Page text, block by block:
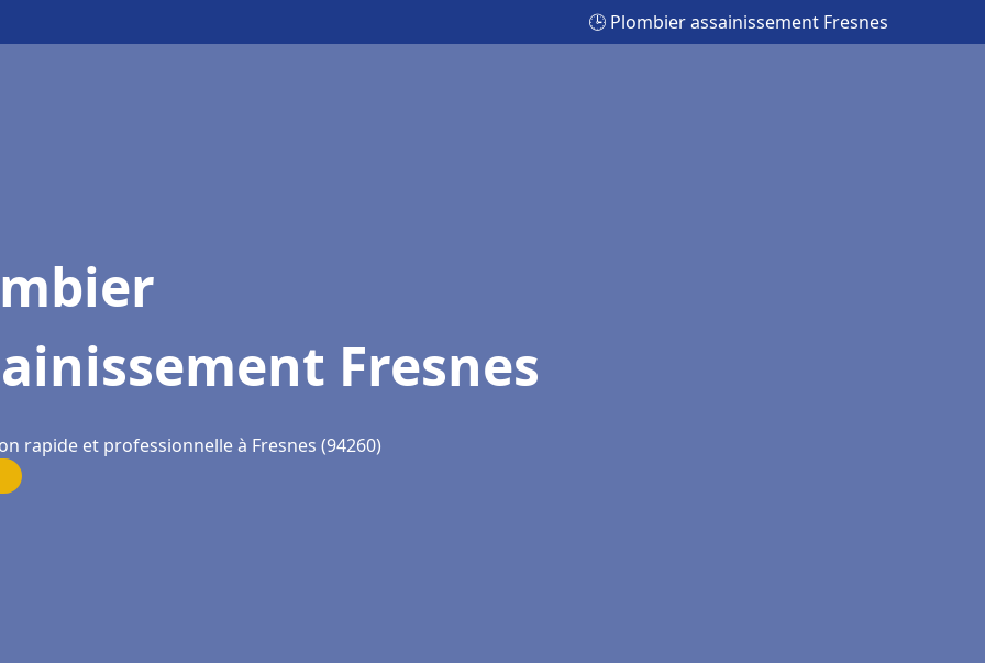
🕒 Plombier assainissement Fresnes
Fresnes
rapide et professionnelle à Fresnes (94260)